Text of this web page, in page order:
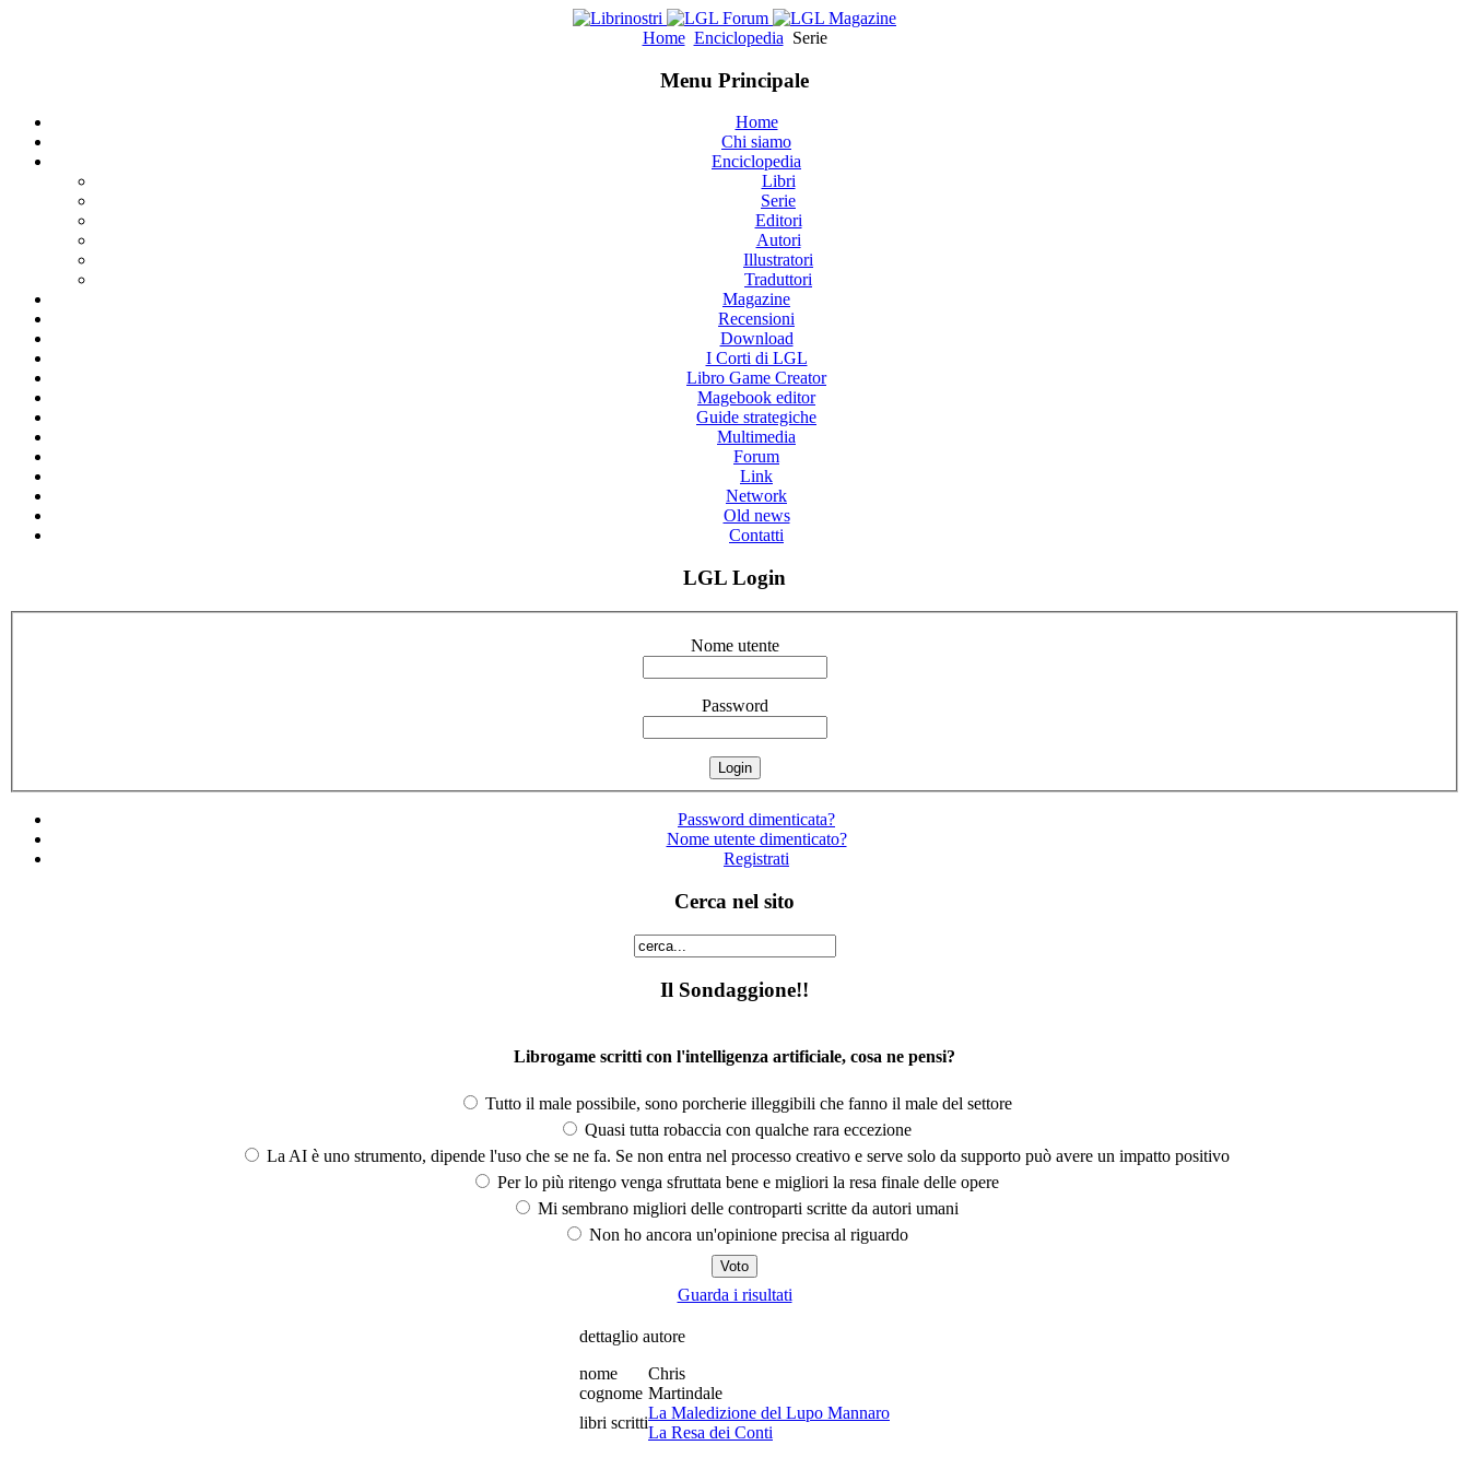
Home Enciclopedia Serie
Menu Principale
Home
Chi siamo
Enciclopedia
Libri
Serie
Editori
Autori
Illustratori
Traduttori
Magazine
Recensioni
Download
I Corti di LGL
Libro Game Creator
Magebook editor
Guide strategiche
Multimedia
Forum
Link
Network
Old news
Contatti
LGL Login
Nome utente
Password
Password dimenticata?
Nome utente dimenticato?
Registrati
Cerca nel sito
Il Sondaggione!!
Librogame scritti con l'intelligenza artificiale, cosa ne pensi?
Tutto il male possibile, sono porcherie illeggibili che fanno il male del settore
Quasi tutta robaccia con qualche rara eccezione
La AI è uno strumento, dipende l'uso che se ne fa. Se non entra nel processo creativo e serve solo da supporto può avere un impatto positivo
Per lo più ritengo venga sfruttata bene e migliori la resa finale delle opere
Mi sembrano migliori delle controparti scritte da autori umani
Non ho ancora un'opinione precisa al riguardo
Guarda i risultati
dettaglio autore
nome
Chris
cognome Martindale
libri scritti
La Maledizione del Lupo Mannaro
La Resa dei Conti